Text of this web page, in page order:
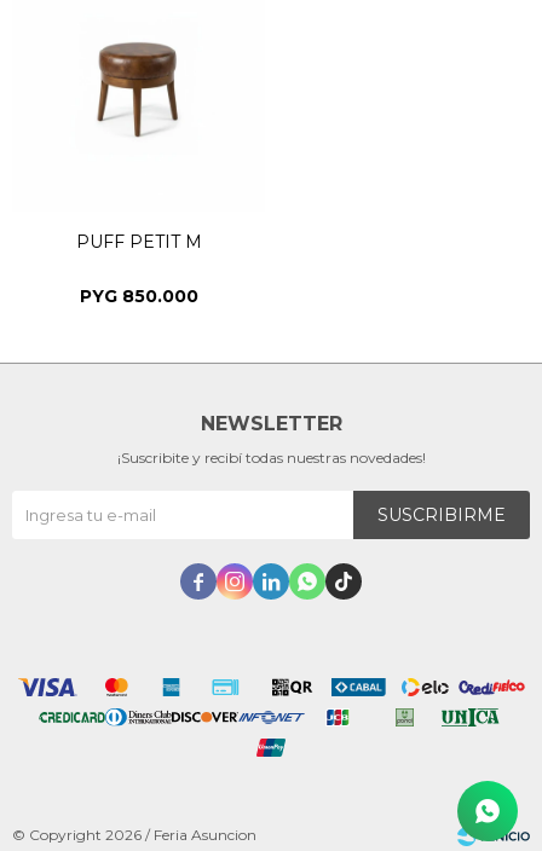
PUFF PETIT M
PYG 850.000
NEWSLETTER
¡Suscribite y recibí todas nuestras novedades!
SUSCRIBIRME
    
© Copyright 2026 / Feria Asuncion